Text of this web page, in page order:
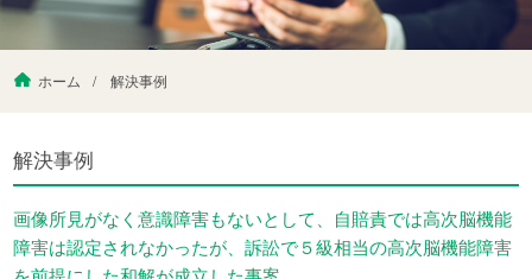
ホーム 解決事例
解決事例
画像所見がなく意識障害もないとして、自賠責では高次脳機能
障害は認定されなかったが、訴訟で５級相当の高次脳機能障害